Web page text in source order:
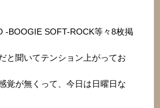
-BOOGIE SOFT-ROCK等々8枚掲
と聞いてテンション上がってお
覚が無くって、今日は日曜日な